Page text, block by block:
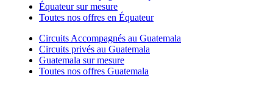
Équateur sur mesure
Toutes nos offres en Équateur
Circuits Accompagnés au Guatemala
Circuits privés au Guatemala
Guatemala sur mesure
Toutes nos offres Guatemala